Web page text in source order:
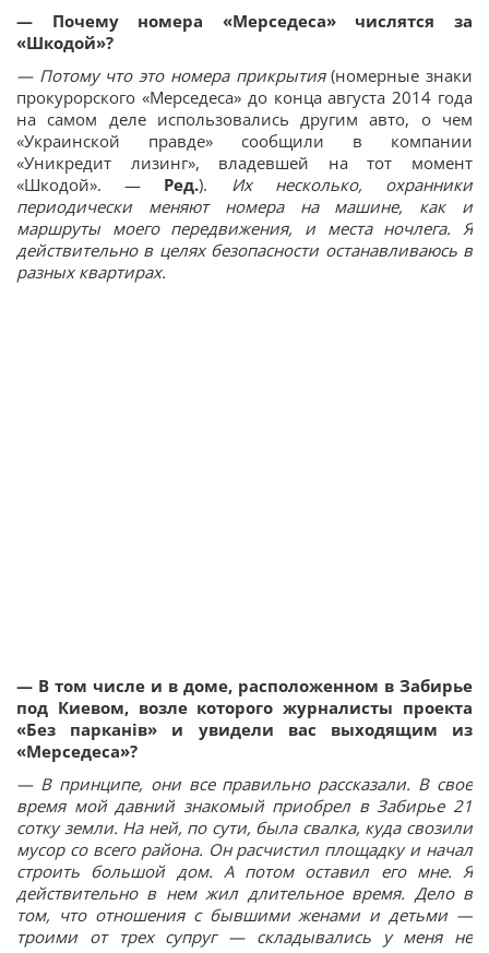
— Почему номера «Мерседеса» числятся за
«Шкодой»?
— Потому что это номера прикрытия(номерные знаки
прокурорского «Мерседеса» до конца августа 2014 года
на самом деле использовались другим авто, о чем
«Украинской правде» сообщили в компании
«Уникредит лизинг», владевшей на тот момент
«Шкодой». — Ред.). Их несколько, охранники
периодически меняют номера на машине, как и
маршруты моего передвижения, и места ночлега. Я
действительно в целях безопасности останавливаюсь в
разных квартирах.
— В том числе и в доме, расположенном в Забирье
под Киевом, возле которого журналисты проекта
«Без парканів» и увидели вас выходящим из
«Мерседеса»?
— В принципе, они все правильно рассказали. В свое
время мой давний знакомый приобрел в Забирье 21
сотку земли. На ней, по сути, была свалка, куда свозили
мусор со всего района. Он расчистил площадку и начал
строить большой дом. А потом оставил его мне. Я
действительно в нем жил длительное время. Дело в
том, что отношения с бывшими женами и детьми —
троими от трех супруг — складывались у меня не